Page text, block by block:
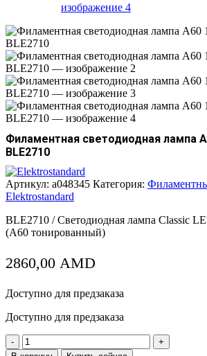
Филаментная светодиодная лампа
BLE2710
Артикул: a048345 Категория:
Elektrostandard
BLE2710 / Светодиодная лампа Classic
(A60 тонированный)
2860,00 AMD
Доступно для предзаказа
Доступно для предзаказа
Количество
товара